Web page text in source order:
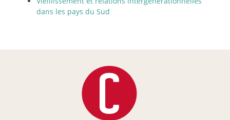
dans les pays du Sud